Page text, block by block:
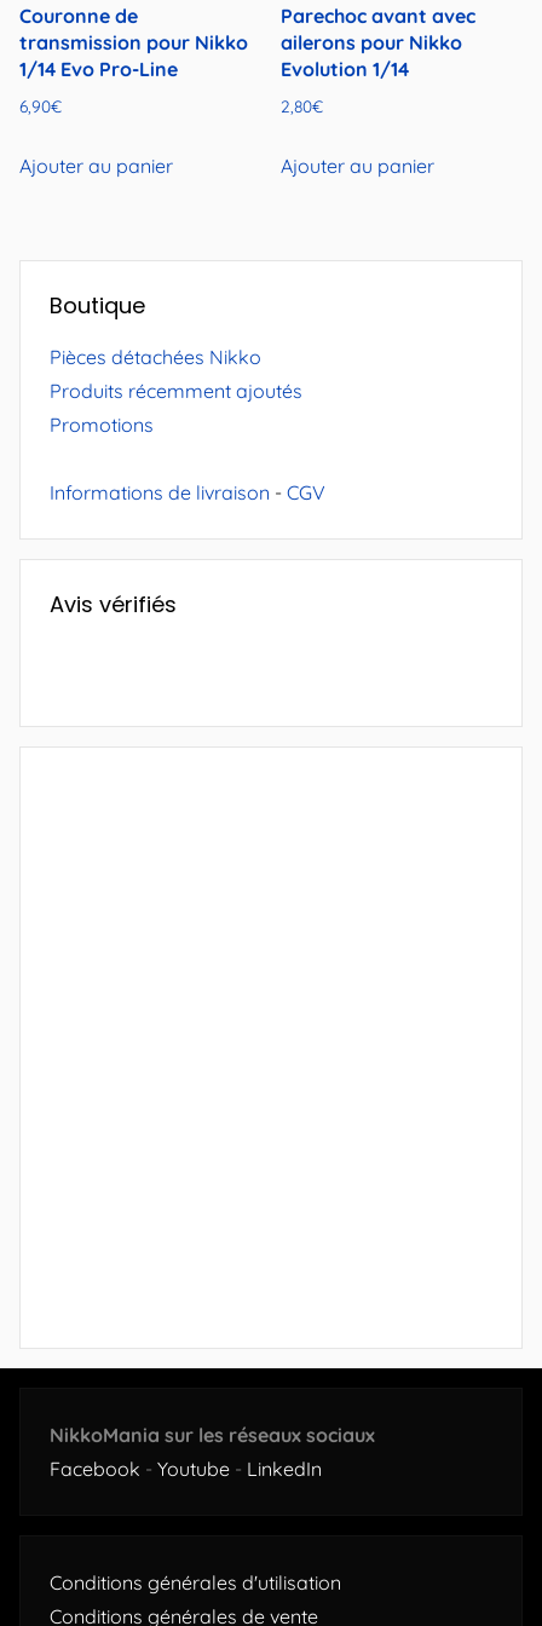
Couronne de
transmission pour Nikko
1/14 Evo Pro-Line
6,90€
Ajouter au panier
Parechoc avant avec
ailerons pour Nikko
Evolution 1/14
2,80€
Ajouter au panier
Boutique
Pièces détachées Nikko
Produits récemment ajoutés
Promotions
Informations de livraison - CGV
Avis vérifiés
NikkoMania sur les réseaux sociaux
Facebook - Youtube - LinkedIn
Conditions générales d'utilisation
Conditions générales de vente